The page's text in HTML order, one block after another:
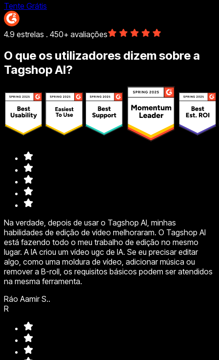
Tente Grátis
4.9 estrelas . 450+ avaliações
O que os utilizadores dizem sobre a
Tagshop AI?
Na verdade, depois de usar o Tagshop AI, minhas
habilidades de edição de vídeo melhoraram. O Tagshop AI
está fazendo todo o meu trabalho de edição no mesmo
lugar. A IA criou um vídeo ugc de IA. Se eu precisar editar
algo, como uma moldura de vídeo, adicionar música ou
remover a B-roll, os requisitos básicos podem ser atendidos
na mesma ferramenta.
Ráo Aamir S..
R